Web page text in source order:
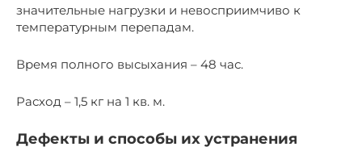
значительные нагрузки и невосприимчиво к
температурным перепадам.
Время полного высыхания – 48 час.
Расход – 1,5 кг на 1 кв. м.
Дефекты и способы их устранения